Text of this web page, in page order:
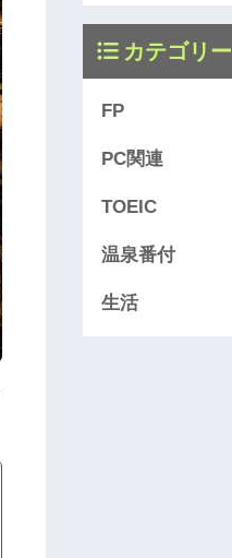
カテゴリー
FP
PC関連
TOEIC
温泉番付
生活